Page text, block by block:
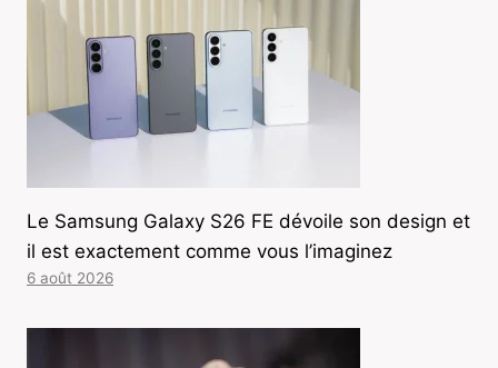
Le Samsung Galaxy S26 FE dévoile son design et
il est exactement comme vous l’imaginez
6 août 2026